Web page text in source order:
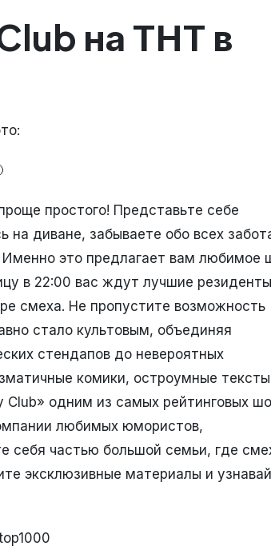
на ТНТ в
простого! Представьте себе
на диване, забываете обо всех
это предлагает вам любимое
в 22:00 вас ждут лучшие
смеха. Не пропустите возможность
стало культовым, объединяя
стендапов до невероятных
комики, остроумные
Club» одним из самых рейтинговых
любимых юмористов,
себя частью большой семьи, где
эксклюзивные материалы и